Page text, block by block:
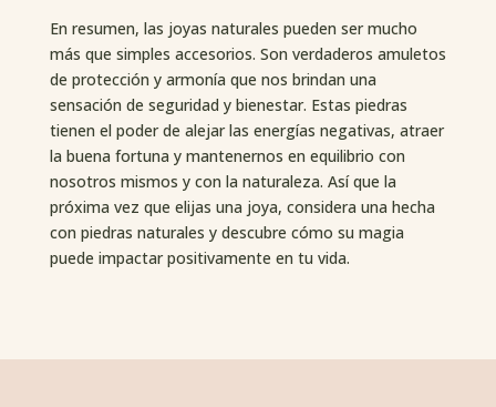
En resumen, las joyas naturales pueden ser mucho
más que simples accesorios. Son verdaderos amuletos
de protección y armonía que nos brindan una
sensación de seguridad y bienestar. Estas piedras
tienen el poder de alejar las energías negativas, atraer
la buena fortuna y mantenernos en equilibrio con
nosotros mismos y con la naturaleza. Así que la
próxima vez que elijas una joya, considera una hecha
con piedras naturales y descubre cómo su magia
puede impactar positivamente en tu vida.